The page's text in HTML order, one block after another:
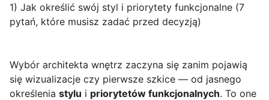
1) Jak określić swój styl i priorytety funkcjonalne (7
pytań, które musisz zadać przed decyzją)
Wybór architekta wnętrz zaczyna się zanim pojawią
się wizualizacje czy pierwsze szkice — od jasnego
określenia stylu i priorytetów funkcjonalnych. To one